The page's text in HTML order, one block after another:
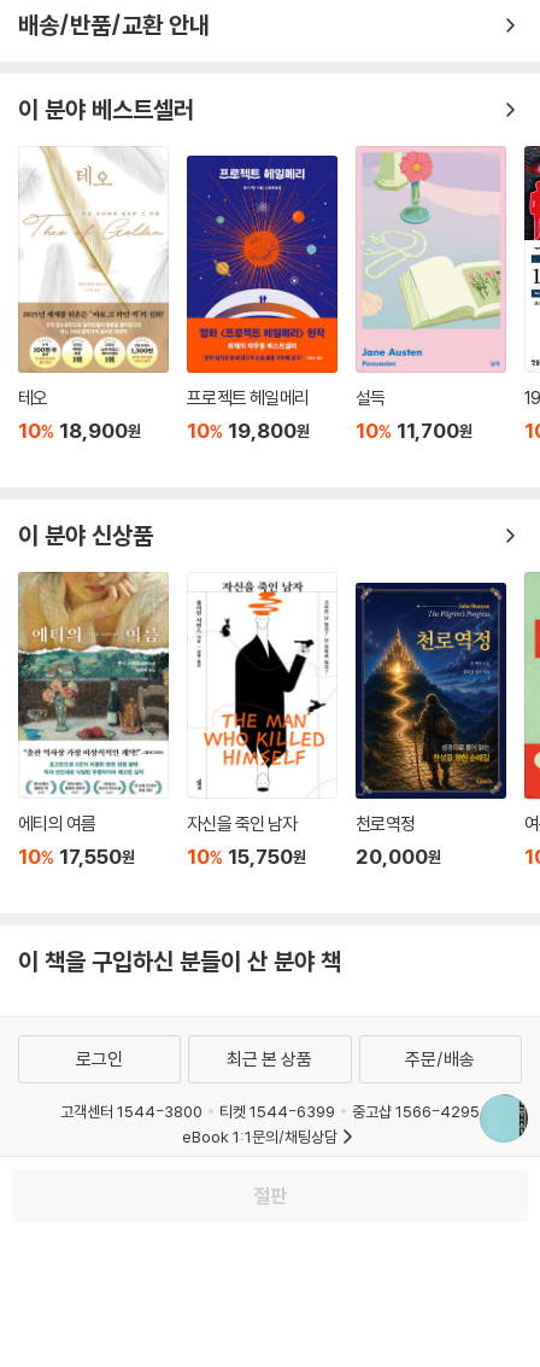
그녀에 대한 사랑에, 영원히 다다를 수 없다는 그 불가능성에 좌절한 것이
다. … 아니면 심지어 종양이 자라나기 전이었을지도 모른다. 그가 그녀에
던 그 인간 또는 그녀가 의존했던 그 인간에게서 벗어나고 싶었을지도 모
른다. 사람이 자신도 알아보기 힘들 때가 그토록 많은데 어떻게 매일매일
일어나 다른 사람을 알아보는 게 가능할까? 만일 애나가 옳다면, 인간이
단지 습관의 집합체일 뿐이라면, 아마도 그 습관들이 유지되는 것은 오로
지 밤마다 옆에서 자는 존재인 연인을 실망시키지 않기 위해서일 것이다.
하지만 어느 화창한 날, 완전히 다른 존재가 되기 위해 떠날 수도 있을까?
어쩌면 뭐라고 간주되는 것을 견딜 수 없었던 사람, 더 이상 이해받고 싶지
않았던 사람은 결국 그였을 것이다. … 그는 자신에게서 기억의 바닥짐을
비워 버리고 무게 없이 미래로 돌진했다. 결국 그는 자신이 사랑하는 여자
를 배신했으며, 그것으로 그를 심판하지 않을 사람이 어디 있겠는가? 앞으
로 읽어도 뒤로 읽어도 애나(Anna), 그 자체가 환영인 이름이었다.(323
쪽)
에게 희망이라는 것을 어렴풋이 깨닫는다.
배송/반품/교환 안내
이 분야 베스트셀러
테오
10% 18,900원
프로젝트 헤일메리
10% 19,800원
설득
10% 11,700원
이 분야 신상품
에티의 여름
10% 17,550원
자신을 죽인 남자
10% 15,750원
천로역정
20,000원
이 책을 구입하신 분들이 산 분야 책
절판
로그인 최근 본 상품 주문/배송
고객센터 1544-3800 티켓 1544-6399
중고샵 1566-4295
eBook 1:1문의/채팅상담
개인정보처리방침